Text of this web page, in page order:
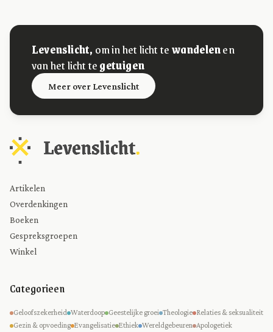
Levenslicht, om in het licht tewandelenen
van het licht tegetuigen
Meer over Levenslicht
Artikelen
Overdenkingen
Boeken
Gespreksgroepen
Winkel
Categorieen
Geloofszekerheid Waterdoop Geestelijke groei Theologie Relaties & seksualiteit
Gezin & opvoeding Evangelisatie Ethiek Wereldgebeuren Apologetiek